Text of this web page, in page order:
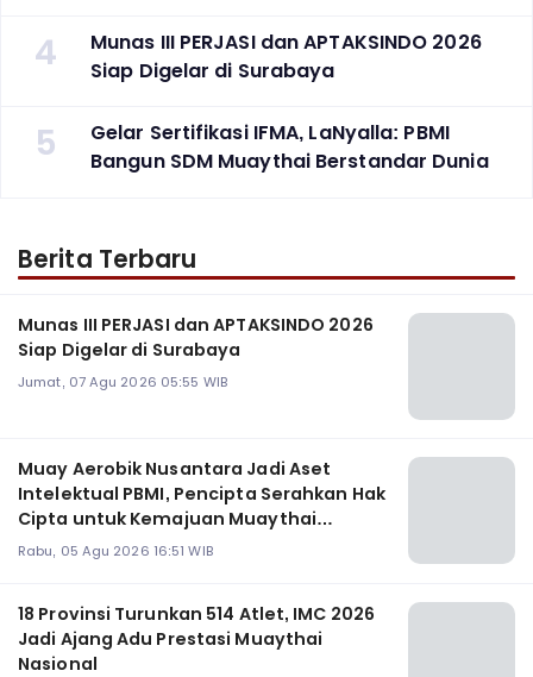
4
Munas III PERJASI dan APTAKSINDO 2026
Siap Digelar di Surabaya
5
Gelar Sertifikasi IFMA, LaNyalla: PBMI
Bangun SDM Muaythai Berstandar Dunia
Berita Terbaru
Munas III PERJASI dan APTAKSINDO 2026
Siap Digelar di Surabaya
Jumat, 07 Agu 2026 05:55 WIB
Muay Aerobik Nusantara Jadi Aset
Intelektual PBMI, Pencipta Serahkan Hak
Cipta untuk Kemajuan Muaythai
Indonesia
Rabu, 05 Agu 2026 16:51 WIB
18 Provinsi Turunkan 514 Atlet, IMC 2026
Jadi Ajang Adu Prestasi Muaythai
Nasional